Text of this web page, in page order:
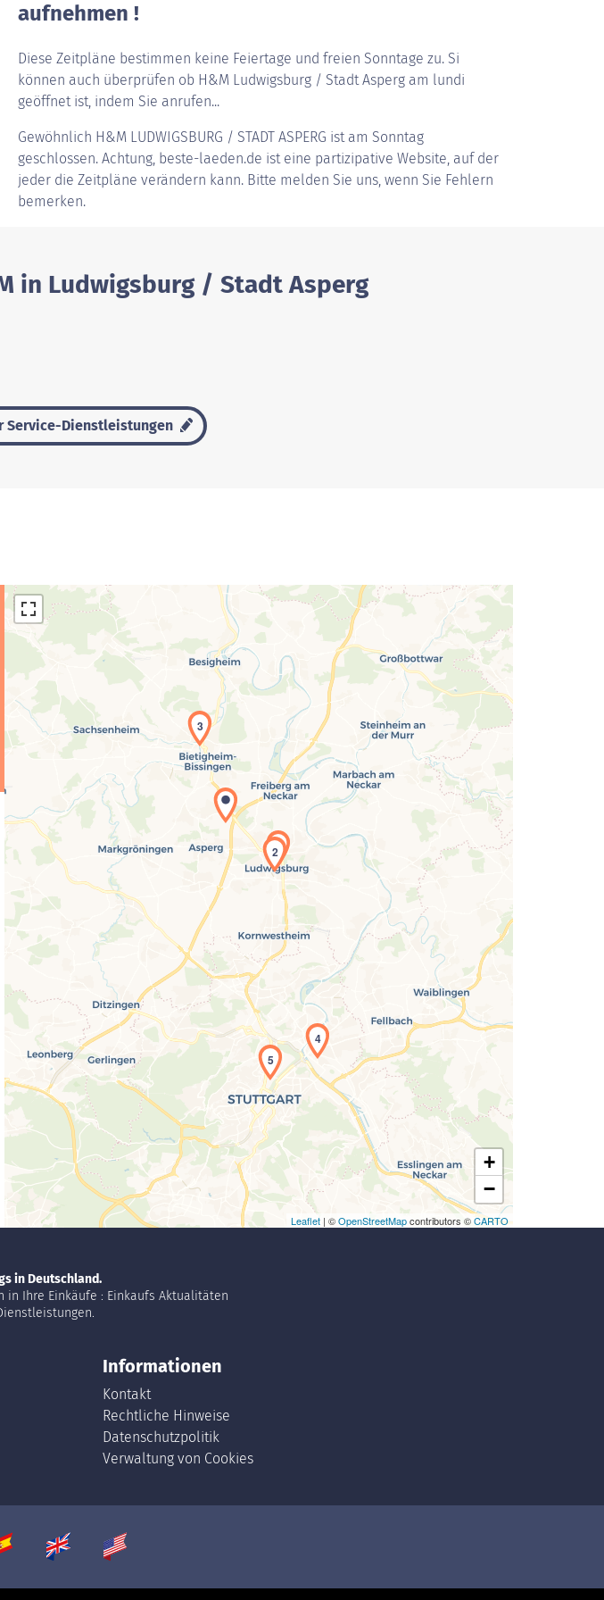
aufnehmen !
Diese Zeitpläne bestimmen keine Feiertage und freien Sonntage zu. Si
können auch überprüfen ob H&M Ludwigsburg / Stadt Asperg am lundi
geöffnet ist, indem Sie anrufen...
Gewöhnlich H&M LUDWIGSBURG / STADT ASPERG ist am Sonntag
geschlossen. Achtung, beste-laeden.de ist eine partizipative Website, auf der
jeder die Zeitpläne verändern kann. Bitte melden Sie uns, wenn Sie Fehlern
bemerken.
in Ludwigsburg / Stadt Asperg
Service-Dienstleistungen
Laden der Karte...
1
2
3
4
5
+
−
Leaflet | ©OpenStreetMapcontributors ©CARTO
in Deutschland.
in Ihre Einkäufe : Einkaufs Aktualitäten
Informationen
Kontakt
Rechtliche Hinweise
Datenschutzpolitik
Verwaltung von Cookies